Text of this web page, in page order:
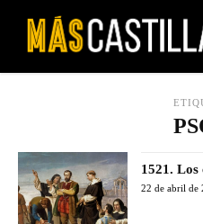
1521.
22 de abril de